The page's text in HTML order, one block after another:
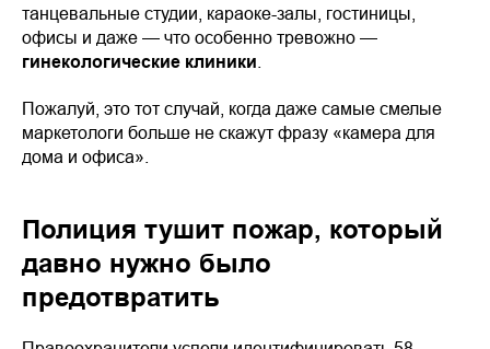
танцевальные студии, караоке-залы, гостиницы,
офисы и даже — что особенно тревожно —
гинекологические клиники
Пожалуй, это тот случай, когда даже самые смелые
маркетологи больше не скажут фразу «камера для
дома и офиса».
Полиция тушит пожар, который
давно нужно было
предотвратить